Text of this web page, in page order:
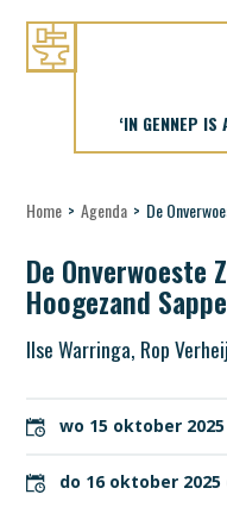
‘IN GENNEP IS
Home > Agenda > De
De Onverwoeste
Hoogezand
Ilse Warringa, Rop
wo 15 oktober
do 16 oktober 2025